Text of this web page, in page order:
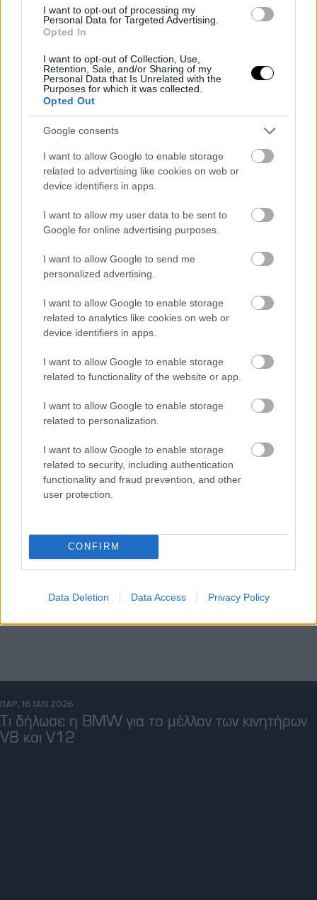
I want to opt-out of processing my
Personal Data for Targeted Advertising.
Opted In
I want to opt-out of Collection, Use,
Retention, Sale, and/or Sharing of my
Personal Data that Is Unrelated with the
Purposes for which it was collected.
Opted Out
Google consents
I want to allow Google to enable storage
related to advertising like cookies on web or
device identifiers in apps.
I want to allow my user data to be sent to
Google for online advertising purposes.
I want to allow Google to send me
personalized advertising.
I want to allow Google to enable storage
related to analytics like cookies on web or
device identifiers in apps.
I want to allow Google to enable storage
related to functionality of the website or app.
I want to allow Google to enable storage
related to personalization.
I want to allow Google to enable storage
related to security, including authentication
functionality and fraud prevention, and other
user protection.
CONFIRM
Data Deletion Data Access Privacy Policy
ΤΡΙ, 12 ΜΑΪ 2026
και πάνω από 1.000 ίππους
ΠΕΜ, 07 ΜΑΪ 2026
F1: Η πρόθεση για επιστροφή των V8 είναι
πλέον επίσημη
ΣΤΑΘΗΣ ΠΕΤΡΟΠΟΥΛΟΣ
ΠΑΡ, 16 ΙΑΝ 2026
Τι δήλωσε η BMW για το μέλλον των κινητήρων
V8 και V12